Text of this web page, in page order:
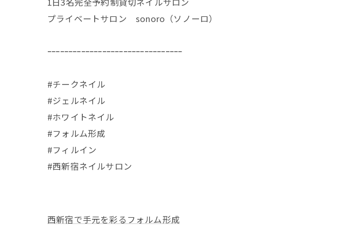
プライベートサロン sonoro（ソノーロ）
ｰｰｰｰｰｰｰｰｰｰｰｰｰｰｰｰｰｰｰｰｰｰｰｰｰｰｰｰｰｰｰｰ
#チークネイル
#ジェルネイル
#ホワイトネイル
#フォルム形成
#フィルイン
#西新宿ネイルサロン
西新宿で手元を彩るフォルム形成